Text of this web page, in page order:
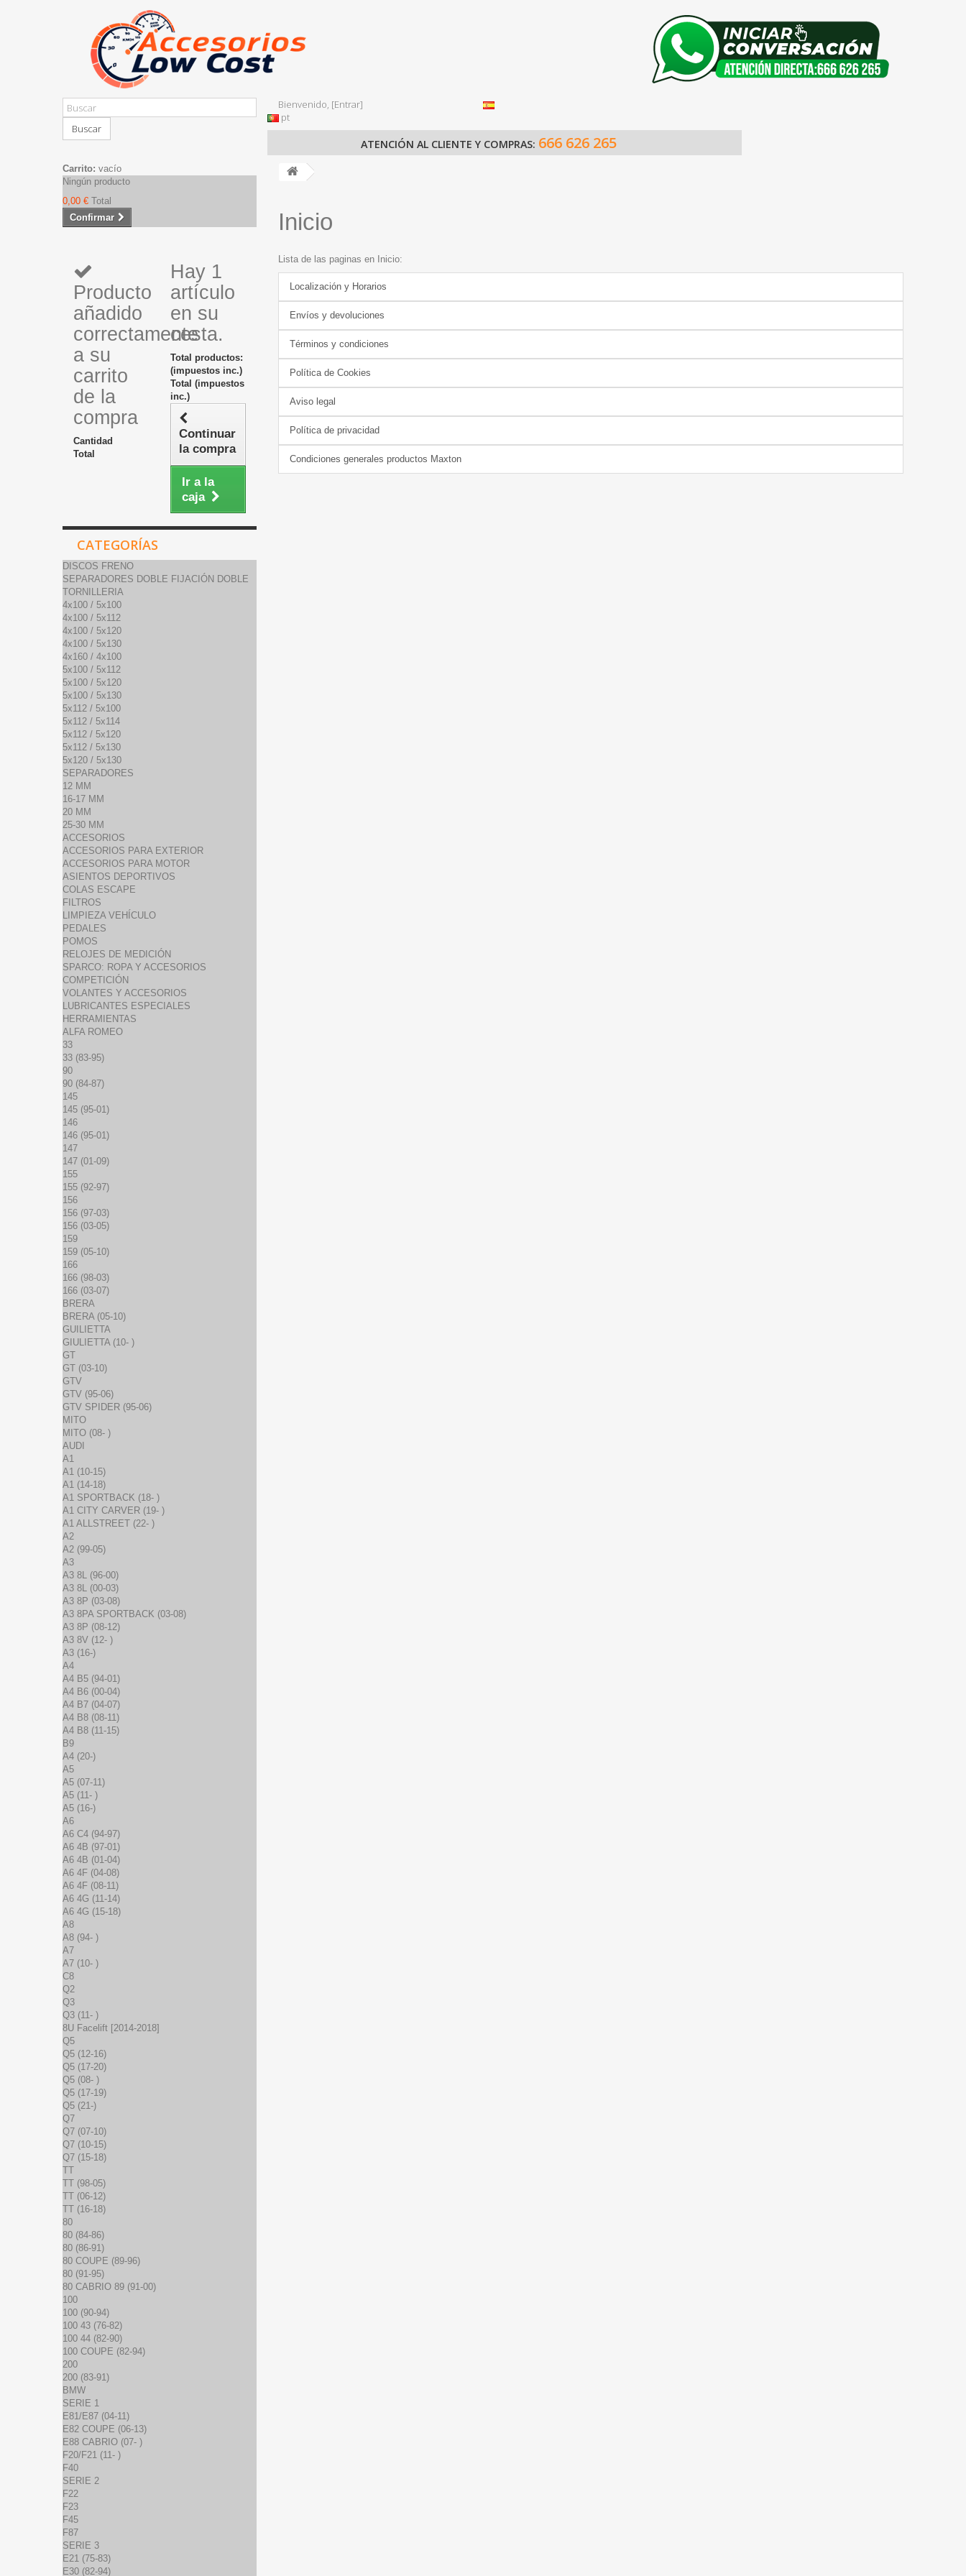
Buscar
Bienvenido, [Entrar]
pt
ATENCIÓN AL CLIENTE Y COMPRAS: 666 626 265
Carrito: vacío
Ningún producto
0,00 € Total
Confirmar
Producto
añadido
correctamente
a su
carrito
de la
compra
Cantidad
Total
Hay 1
artículo
en su
cesta.
Total productos:
(impuestos inc.)
Total (impuestos
inc.)
Continuar
la compra
Ir a la
caja
CATEGORÍAS
DISCOS FRENO
SEPARADORES DOBLE FIJACIÓN DOBLE
TORNILLERIA
4x100 / 5x100
4x100 / 5x112
4x100 / 5x120
4x100 / 5x130
4x160 / 4x100
5x100 / 5x112
5x100 / 5x120
5x100 / 5x130
5x112 / 5x100
5x112 / 5x114
5x112 / 5x120
5x112 / 5x130
5x120 / 5x130
SEPARADORES
12 MM
16-17 MM
20 MM
25-30 MM
ACCESORIOS
ACCESORIOS PARA EXTERIOR
ACCESORIOS PARA MOTOR
ASIENTOS DEPORTIVOS
COLAS ESCAPE
FILTROS
LIMPIEZA VEHÍCULO
PEDALES
POMOS
RELOJES DE MEDICIÓN
SPARCO: ROPA Y ACCESORIOS
COMPETICIÓN
VOLANTES Y ACCESORIOS
LUBRICANTES ESPECIALES
HERRAMIENTAS
ALFA ROMEO
33
33 (83-95)
90
90 (84-87)
145
145 (95-01)
146
146 (95-01)
147
147 (01-09)
155
155 (92-97)
156
156 (97-03)
156 (03-05)
159
159 (05-10)
166
166 (98-03)
166 (03-07)
BRERA
BRERA (05-10)
GUILIETTA
GIULIETTA (10- )
GT
GT (03-10)
GTV
GTV (95-06)
GTV SPIDER (95-06)
MITO
MITO (08- )
AUDI
A1
A1 (10-15)
A1 (14-18)
A1 SPORTBACK (18- )
A1 CITY CARVER (19- )
A1 ALLSTREET (22- )
A2
A2 (99-05)
A3
A3 8L (96-00)
A3 8L (00-03)
A3 8P (03-08)
A3 8PA SPORTBACK (03-08)
A3 8P (08-12)
A3 8V (12- )
A3 (16-)
A4
A4 B5 (94-01)
A4 B6 (00-04)
A4 B7 (04-07)
A4 B8 (08-11)
A4 B8 (11-15)
B9
A4 (20-)
A5
A5 (07-11)
A5 (11- )
A5 (16-)
A6
A6 C4 (94-97)
A6 4B (97-01)
A6 4B (01-04)
A6 4F (04-08)
A6 4F (08-11)
A6 4G (11-14)
A6 4G (15-18)
A8
A8 (94- )
A7
A7 (10- )
C8
Q2
Q3
Q3 (11- )
8U Facelift [2014-2018]
Q5
Q5 (12-16)
Q5 (17-20)
Q5 (08- )
Q5 (17-19)
Q5 (21-)
Q7
Q7 (07-10)
Q7 (10-15)
Q7 (15-18)
TT
TT (98-05)
TT (06-12)
TT (16-18)
80
80 (84-86)
80 (86-91)
80 COUPE (89-96)
80 (91-95)
80 CABRIO 89 (91-00)
100
100 (90-94)
100 43 (76-82)
100 44 (82-90)
100 COUPE (82-94)
200
200 (83-91)
BMW
SERIE 1
E81/E87 (04-11)
E82 COUPE (06-13)
E88 CABRIO (07- )
F20/F21 (11- )
F40
SERIE 2
F22
F23
F45
F87
SERIE 3
E21 (75-83)
E30 (82-94)
Inicio
Lista de las paginas en Inicio:
Localización y Horarios
Envíos y devoluciones
Términos y condiciones
Política de Cookies
Aviso legal
Política de privacidad
Condiciones generales productos Maxton